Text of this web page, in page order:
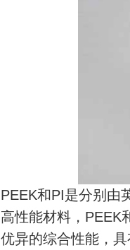
PEEK和PI是分别由
高性能材料，PEEK
优异的综合性能，